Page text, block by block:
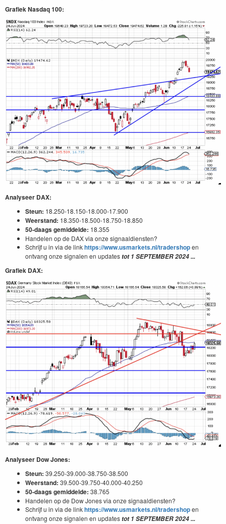
Grafiek Nasdaq 100:
Analyseer DAX:
Steun: 18.250-18.150-18.000-17.900
Weerstand: 18.350-18.500-18.750-18.850
50-daags gemiddelde: 18.355
Handelen op de DAX via onze signaaldiensten?
Schrijf u in via de linkhttps://www.usmarkets.nl/tradershopen
ontvang onze signalen en updatestot 1 SEPTEMBER 2024 ...
Grafiek DAX:
Analyseer Dow Jones:
Steun: 39.250-39.000-38.750-38.500
Weerstand: 39.500-39.750-40.000-40.250
50-daags gemiddelde: 38.765
Handelen op de Dow Jones via onze signaaldiensten?
Schrijf u in via de linkhttps://www.usmarkets.nl/tradershopen
ontvang onze signalen en updatestot1 SEPTEMBER 2024...